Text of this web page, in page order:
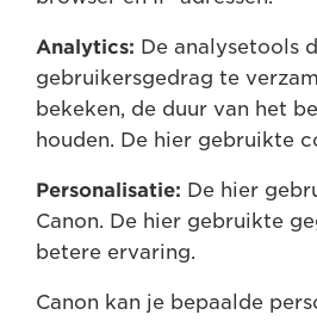
Analytics: De analysetools
gebruikersgedrag te
bekeken, de duur van het
houden. De hier gebruikte
Personalisatie: De hier
Canon. De hier gebruikte
betere ervaring.
Canon kan je bepaalde